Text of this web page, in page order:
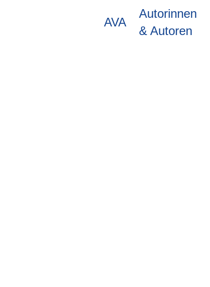
AVA
Autorinnen
& Autoren